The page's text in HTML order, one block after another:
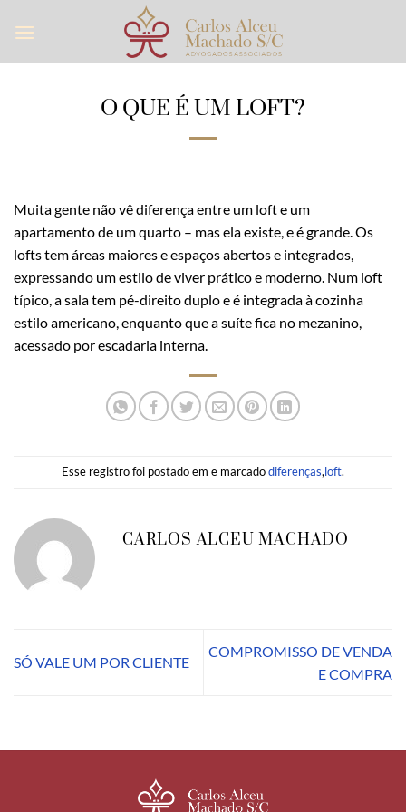
O QUE É UM LOFT?
Muita gente não vê diferença entre um loft e um
apartamento de um quarto – mas ela existe, e é grande. Os
lofts tem áreas maiores e espaços abertos e integrados,
expressando um estilo de viver prático e moderno. Num loft
típico, a sala tem pé-direito duplo e é integrada à cozinha
estilo americano, enquanto que a suíte fica no mezanino,
acessado por escadaria interna.
Esse registro foi postado em e marcadodiferenças,loft.
CARLOS ALCEU MACHADO
SÓ VALE UM POR CLIENTE
COMPROMISSO DE VENDA
E COMPRA